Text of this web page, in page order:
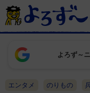
よろず～
エンタメ のりもの